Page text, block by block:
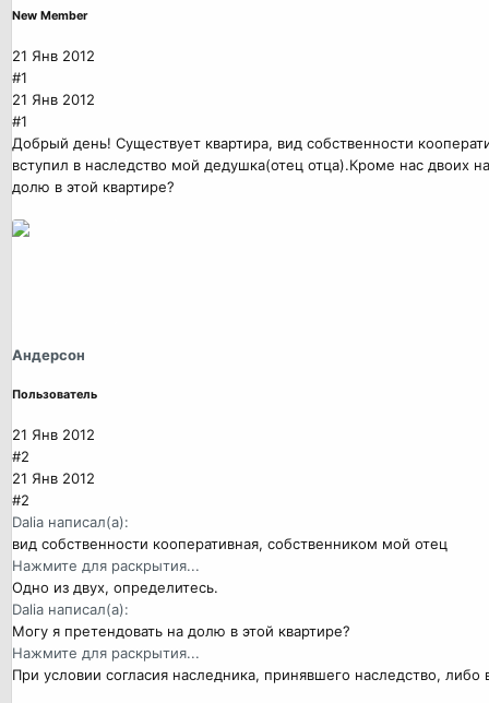
New Member
21 Янв 2012
#1
21 Янв 2012
#1
Добрый день! Существует квартира, вид собственности
вступил в наследство мой дедушка(отец отца).Кроме нас двоих
долю в этой квартире?
Андерсон
Пользователь
21 Янв 2012
#2
21 Янв 2012
#2
Dalia написал(а):
вид собственности кооперативная, собственником мой отец
Нажмите для раскрытия...
Одно из двух, определитесь.
Dalia написал(а):
Могу я претендовать на долю в этой квартире?
Нажмите для раскрытия...
При условии согласия наследника, принявшего наследство, либо